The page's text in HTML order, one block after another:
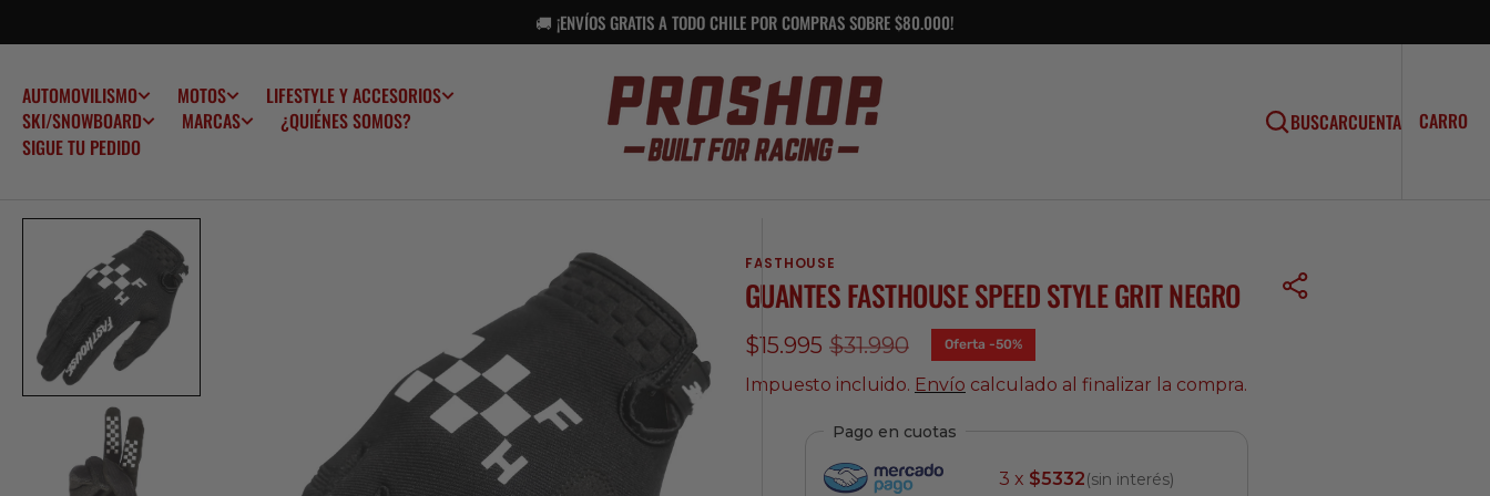
🚚 ¡ENVÍOS GRATIS A TODO CHILE POR COMPRAS SOBRE $80.000!
AUTOMOVILISMO MOTOS
LIFESTYLE Y ACCESORIOS
SKI/SNOWBOARD
MARCAS
¿QUIÉNES SOMOS?
SIGUE TU PEDIDO
BUSCARCUENTA CARRO0
FASTHOUSE
GUANTES FASTHOUSE SPEED STYLE GRIT NEGRO
Precio
de
venta
$15.995 Precio
regular
$31.990 Oferta -50%
Impuesto incluido. Envío calculado al finalizar la compra.
Pago en cuotas
3 x $5332(sin interés)